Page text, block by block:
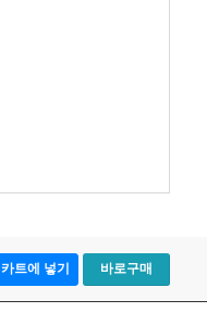
카트에 넣기 바로구매